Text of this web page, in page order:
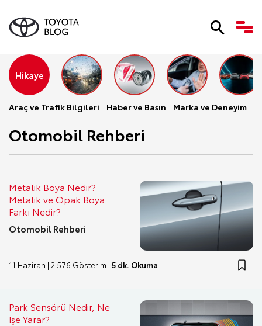
Hikaye
Araç ve Trafik Bilgileri Haber ve Basın Marka ve Deneyim
Otomobil Rehberi
Metalik Boya Nedir?
Metalik ve Opak Boya
Farkı Nedir?
Otomobil Rehberi
11 Haziran | 2.576 Gösterim | 5 dk. Okuma
Park Sensörü Nedir, Ne
İşe Yarar?